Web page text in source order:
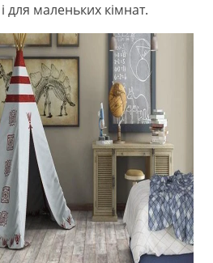
для маленьких кімнат.